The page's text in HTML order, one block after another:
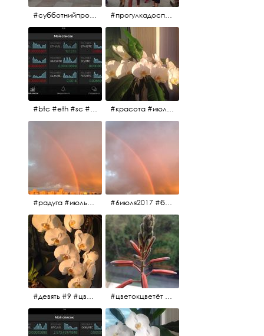
#субботнийпроменад #набережнаяканалагрибоедова #санктпетербург #прогулкадоспасаиобратно #санктпетербург #15july2017 #субботнийпитерскийдень #субботнийпроменад #послеобеда
#btc #eth #sc #xrp #etc #maid #sys #naut #strat #pasc #dash #xmr #nxt #usdt #ltc#lsk #zec #str #rep #coin #markets #bitcoin #красота #июльскоеутро
#радуга #июльскоеутро #радугавовсёнебо #6июля2017 #6июля2017 #белыеночи #питерскоеутро #джулаймонинг #июльскоеутро #радугавовсёнебо #радуга #дождик
#девять #9 #цветы #цветокцветёт #flowers